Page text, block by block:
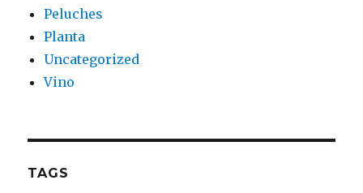
Peluches
Planta
Uncategorized
Vino
TAGS